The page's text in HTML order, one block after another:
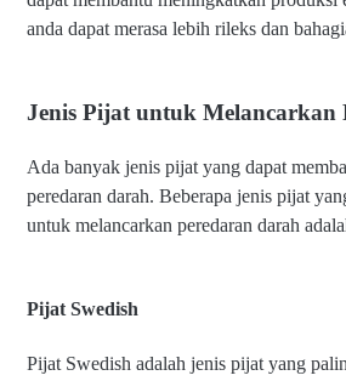
anda dapat merasa lebih rileks dan
Jenis Pijat untuk Melancarkan
Ada banyak jenis pijat yang dapat
peredaran darah. Beberapa jenis pijat
untuk melancarkan peredaran darah
Pijat Swedish
Pijat Swedish adalah jenis pijat yang